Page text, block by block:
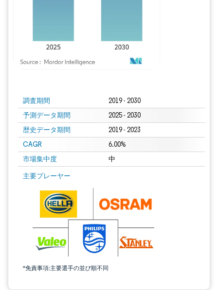
調査期間 2019 - 2030
予測データ期間 2025 - 2030
歴史データ期間 2019 - 2023
CAGR 6.00%
市場集中度 中
主要プレーヤー
*免責事項:主要選手の並び順不同